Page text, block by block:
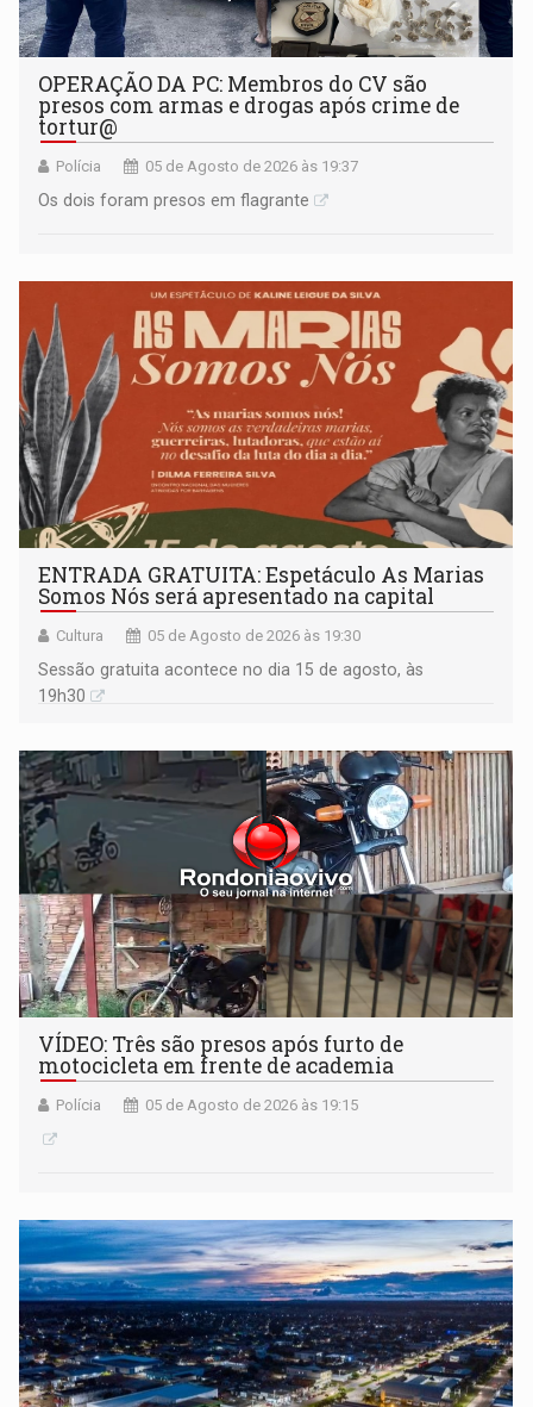
OPERAÇÃO DA PC: Membros do CV são
presos com armas e drogas após crime de
tortur@
Polícia 05 de Agosto de 2026 às 19:37
Os dois foram presos em flagrante
ENTRADA GRATUITA: Espetáculo As Marias
Somos Nós será apresentado na capital
Cultura 05 de Agosto de 2026 às 19:30
Sessão gratuita acontece no dia 15 de agosto, às
19h30
VÍDEO: Três são presos após furto de
motocicleta em frente de academia
Polícia 05 de Agosto de 2026 às 19:15